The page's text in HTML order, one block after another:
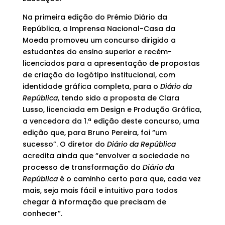
Na primeira edição do Prémio Diário da
República, a Imprensa Nacional-Casa da
Moeda promoveu um concurso dirigido a
estudantes do ensino superior e recém-
licenciados para a apresentação de propostas
de criação do logótipo institucional, com
identidade gráfica completa, para o Diário da
República, tendo sido a proposta de Clara
Lusso, licenciada em Design e Produção Gráfica,
a vencedora da 1.ª edição deste concurso, uma
edição que, para Bruno Pereira, foi “um
sucesso”. O diretor do Diário da República
acredita ainda que “envolver a sociedade no
processo de transformação do Diário da
Repúblicaé o caminho certo para que, cada vez
mais, seja mais fácil e intuitivo para todos
chegar à informação que precisam de
conhecer”.